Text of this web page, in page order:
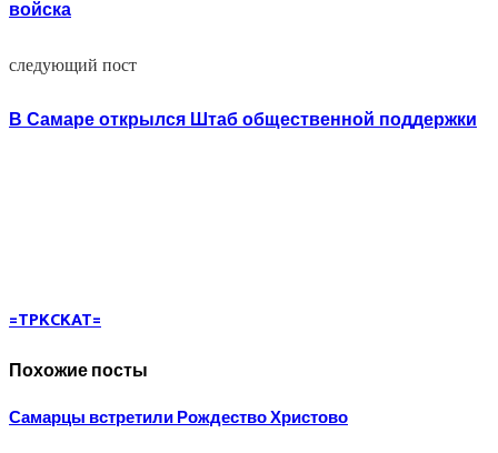
войска
следующий пост
В Самаре открылся Штаб общественной поддержки
=TPKCKAT=
Похожие посты
Самарцы встретили Рождество Христово